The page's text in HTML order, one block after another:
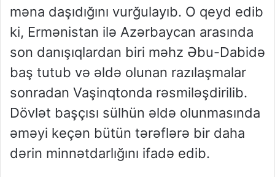
məna daşıdığını vurğulayıb. O qeyd edib
ki, Ermənistan ilə Azərbaycan arasında
son danışıqlardan biri məhz Əbu-Dabidə
baş tutub və əldə olunan razılaşmalar
sonradan Vaşinqtonda rəsmiləşdirilib.
Dövlət başçısı sülhün əldə olunmasında
əməyi keçən bütün tərəflərə bir daha
dərin minnətdarlığını ifadə edib.